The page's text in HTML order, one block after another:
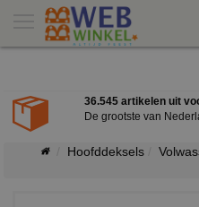
36.545 artikelen uit
De grootste van
Hoofddeksels